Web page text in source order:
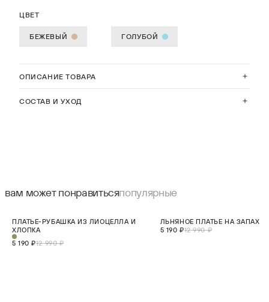
ОПИСАНИЕ ТОВАРА
СОСТАВ И УХОД
ЦВЕТ
БЕЖЕВЫЙ ГОЛУБОЙ
вам может понравитьсяпопулярные
НОВИНКА
ПЛАТЬЕ-РУБАШКА ИЗ ЛИОЦЕЛЛА И
ХЛОПКА
5 190 ₽12 990 ₽
ЛЬНЯНОЕ ПЛАТЬЕ НА ЗАПАХ
5 190 ₽12 990 ₽